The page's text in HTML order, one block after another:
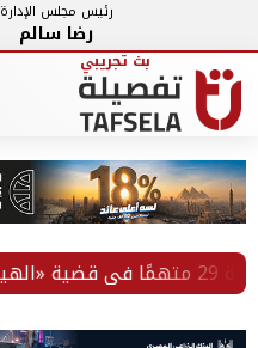
رئيس مجلس الإدارة
رضا سالم